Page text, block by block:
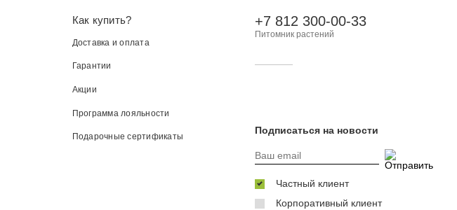
Как купить?
Доставка и оплата
Гарантии
Акции
Программа лояльности
Подарочные сертификаты
+7 812 300-00-33
Питомник растений
Подписаться на новости
Частный клиент
Корпоративный клиент